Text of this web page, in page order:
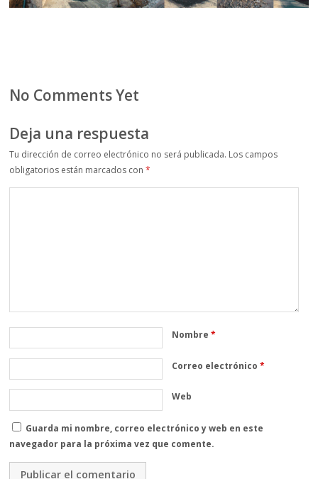
No Comments Yet
Deja una respuesta
Tu dirección de correo electrónico no será publicada. Los campos
obligatorios están marcados con*
Nombre*
Correo electrónico*
Web
Guarda mi nombre, correo electrónico y web en este
navegador para la próxima vez que comente.